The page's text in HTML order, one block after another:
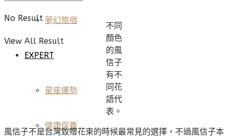
夢幻旅宿
EXPERT
星座運勢
健康保養
No Result
View All Result
不同
顏色
的風
信子
有不
同花
語代
表。
風信子不是台灣致贈花束的時候最常見的選擇，不過風信子本